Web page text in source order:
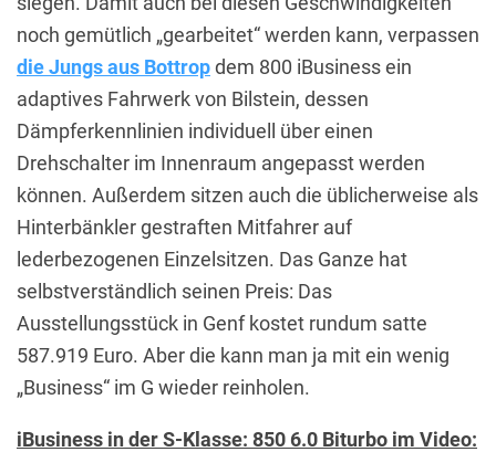
noch gemütlich „gearbeitet“ werden kann, verpassen
die Jungs aus Bottropdem 800 iBusiness ein
adaptives Fahrwerk von Bilstein, dessen
Dämpferkennlinien individuell über einen
Drehschalter im Innenraum angepasst werden
können. Außerdem sitzen auch die üblicherweise als
Hinterbänkler gestraften Mitfahrer auf
lederbezogenen Einzelsitzen. Das Ganze hat
selbstverständlich seinen Preis: Das
Ausstellungsstück in Genf kostet rundum satte
587.919 Euro. Aber die kann man ja mit ein wenig
„Business“ im G wieder reinholen.
iBusiness in der S-Klasse: 850 6.0 Biturbo im Video: